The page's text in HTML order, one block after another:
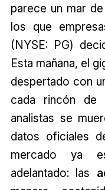
parece un mar
los que
(NYSE: PG)
Esta mañana, el
despertado con
cada rincón de
analistas se
datos oficiales
mercado ya
adelantado: las